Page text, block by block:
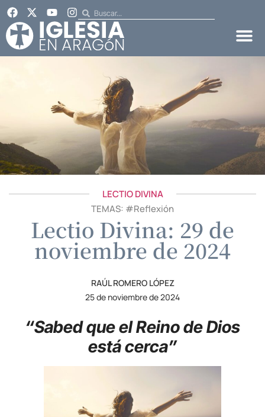
LECTIO DIVINA
TEMAS: #Reflexión
Lectio Divina: 29 de
noviembre de 2024
RAÚL ROMERO LÓPEZ
25 de noviembre de 2024
“Sabed que el Reino de Dios
está cerca”